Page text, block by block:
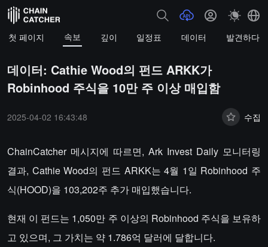
첫 페이지 속보 깊이 일정표 데이터 발견하다
데이터: Cathie Wood의 펀드 ARKK가
Robinhood 주식을 10만 주 이상 매입함
2025-04-02 16:43:48 수집
ChainCatcher 메시지에 따르면, Ark Invest Daily 모니터링
결과, Cathie Wood의 펀드 ARKK는 4월 1일 Robinhood 주
식(HOOD)을 103,202주 추가 매입했습니다.
현재 이 펀드는 1,050만 주 이상의 Robinhood 주식을 보유하
고 있으며, 그 가치는 약 1.786억 달러에 달합니다.